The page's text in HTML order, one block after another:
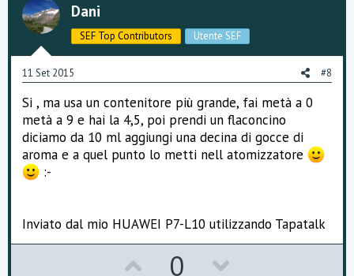
e o
t
e
Dani
SEF Top Contributors Utente SEF
11 Set 2015 #8
Si , ma usa un contenitore più grande, fai metà a 0
metà a 9 e hai la 4,5, poi prendi un flaconcino
diciamo da 10 ml aggiungi una decina di gocce di
aroma e a quel punto lo metti nell atomizzatore
:-
Inviato dal mio HUAWEI P7-L10 utilizzando Tapatalk
0